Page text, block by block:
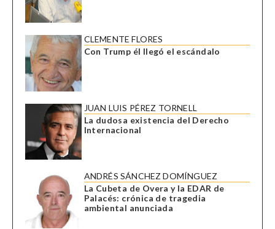
CLEMENTE FLORES
Con Trump él llegó el escándalo
JUAN LUIS PÉREZ TORNELL
La dudosa existencia del Derecho
Internacional
ANDRÉS SÁNCHEZ DOMÍNGUEZ
La Cubeta de Overa y la EDAR de
Palacés: crónica de tragedia
ambiental anunciada